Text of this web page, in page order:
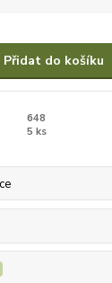
Přidat do košíku
648
5 ks